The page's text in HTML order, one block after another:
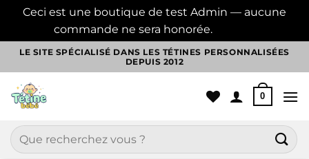
Ceci est une boutique de test Admin — aucune
commande ne sera honorée.
Passer
contenu
LE SITE SPÉCIALISÉ DANS LES TÉTINES PERSONNALISÉES
DEPUIS 2012
0
Recherche
pour :